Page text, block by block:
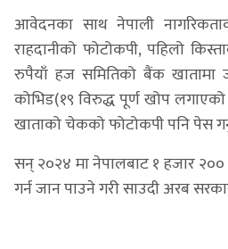
आवेदनका साथ नेपाली
राहदानीको फोटोकपी, पहिलो
रुपैयाँ हज समितिको बैंक खातामा
कोभिड(१९ विरुद्ध पूर्ण खोप
खाताको चेकको फोटोकपी पनि पेस
सन् २०२४ मा नेपालबाट १ हजार २००
गर्न जान पाउने गरी साउदी अरब